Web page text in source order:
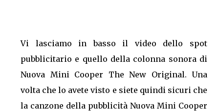
Vi lasciamo in basso il video dello spot
pubblicitario e quello della colonna sonora di
Nuova Mini Cooper The New Original. Una
volta che lo avete visto e siete quindi sicuri che
la canzone della pubblicità Nuova Mini Cooper